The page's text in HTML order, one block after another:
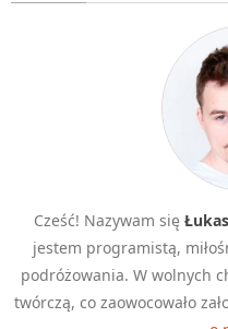
Cześć! Nazywam się
jestem programistą,
podróżowania. W wolnych
twórczą, co zaowocowało